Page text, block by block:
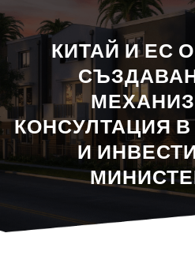
КИТАЙ И ЕС
КОНСУЛТАЦИЯ
И